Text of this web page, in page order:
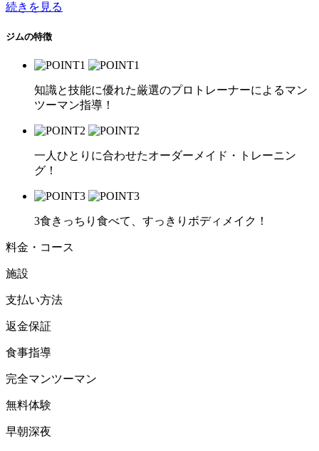
続きを見る
ジムの特徴
知識と技能に優れた厳選のプロトレーナーによるマン
ツーマン指導！
一人ひとりに合わせたオーダーメイド・トレーニン
グ！
3食きっちり食べて、すっきりボディメイク！
料金・コース
施設
支払い方法
返金保証
食事指導
完全マンツーマン
無料体験
早朝深夜